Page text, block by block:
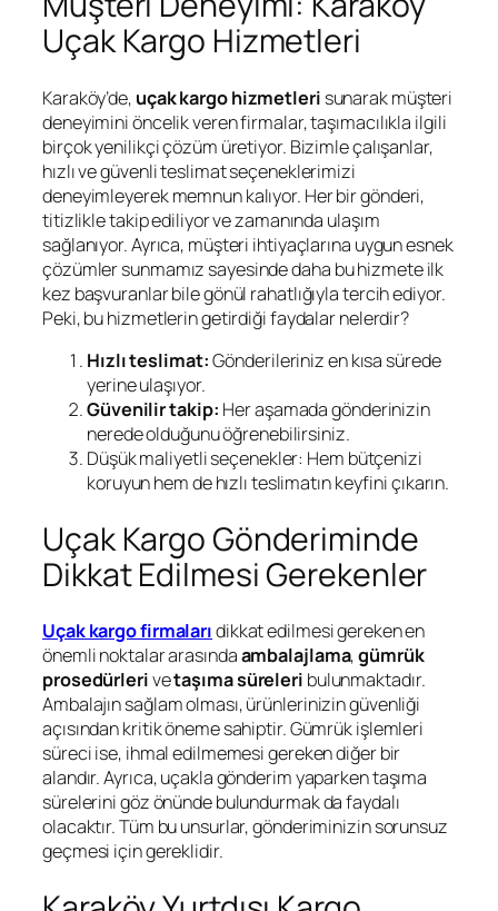
Uçak Kargo Hizmetleri
Karaköy’de, uçak kargo hizmetleri sunarak müşteri
deneyimini öncelik veren firmalar, taşımacılıkla ilgili
birçok yenilikçi çözüm üretiyor. Bizimle çalışanlar,
hızlı ve güvenli teslimat seçeneklerimizi
deneyimleyerek memnun kalıyor. Her bir gönderi,
titizlikle takip ediliyor ve zamanında ulaşım
sağlanıyor. Ayrıca, müşteri ihtiyaçlarına uygun esnek
çözümler sunmamız sayesinde daha bu hizmete ilk
kez başvuranlar bile gönül rahatlığıyla tercih ediyor.
Peki, bu hizmetlerin getirdiği faydalar nelerdir?
Hızlı teslimat:Gönderileriniz en kısa sürede
yerine ulaşıyor.
Güvenilir takip: Her aşamada gönderinizin
nerede olduğunu öğrenebilirsiniz.
Düşük maliyetli seçenekler: Hem bütçenizi
koruyun hem de hızlı teslimatın keyfini çıkarın.
Uçak Kargo Gönderiminde
Dikkat Edilmesi Gerekenler
Uçak kargo firmalarıdikkat edilmesi gereken en
önemli noktalar arasındaambalajlama,gümrük
prosedürlerivetaşıma süreleri bulunmaktadır.
Ambalajın sağlam olması, ürünlerinizin güvenliği
açısından kritik öneme sahiptir. Gümrük işlemleri
süreci ise, ihmal edilmemesi gereken diğer bir
alandır. Ayrıca, uçakla gönderim yaparken taşıma
sürelerini göz önünde bulundurmak da faydalı
olacaktır. Tüm bu unsurlar, gönderiminizin sorunsuz
geçmesi için gereklidir.